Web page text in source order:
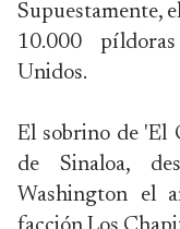
Supuestamente,
10.000
Unidos.
El sobrino de 'El
de Sinaloa,
Washington el